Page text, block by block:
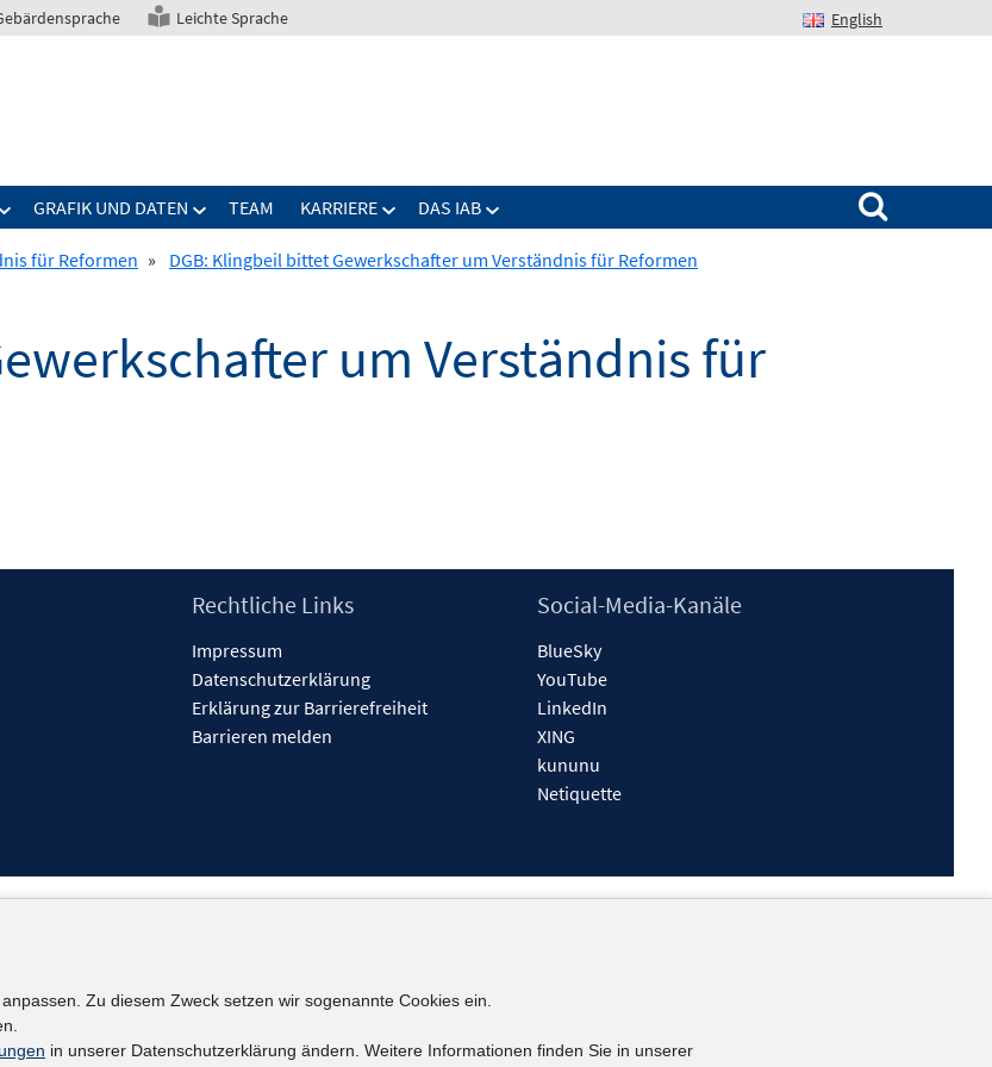
Leichte Sprache English
GRAFIK UND DATEN TEAM KARRIERE DAS IAB
Suchen nach:
für Reformen » DGB: Klingbeil bittet Gewerkschafter um Verständnis für Reformen
um Verständnis für
Rechtliche Links
Impressum
Datenschutzerklärung
Erklärung zur Barrierefreiheit
Barrieren melden
Social-Media-Kanäle
BlueSky
YouTube
LinkedIn
XING
kununu
Netiquette
Zu diesem Zweck setzen wir sogenannte Cookies ein.
in unserer Datenschutzerklärung ändern. Weitere Informationen finden Sie in unserer